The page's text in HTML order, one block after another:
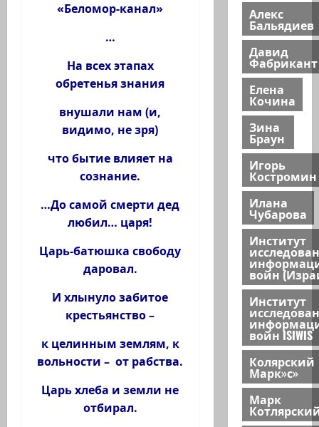
«Беломор-канал»
…
На всех этапах
обретенья знания
внушали нам (и,
видимо, не зря)
что бытие влияет на
сознание.
…До самой смерти дед
любил… царя!
Царь-батюшка свободу
даровал.
И хлынуло забитое
крестьянство –
к целинным землям, к
вольности – от рабства.
Царь хлеба и земли не
отбирал.
Алекс
Бальядиев
Давид
Фабрикант
Елена
Кочина
Зина
Браун
Игорь
Костромин
Илана
Чубарова
Институт
войн
Институт
войн ISIWIS
Колярский
Марк»с»
Марк